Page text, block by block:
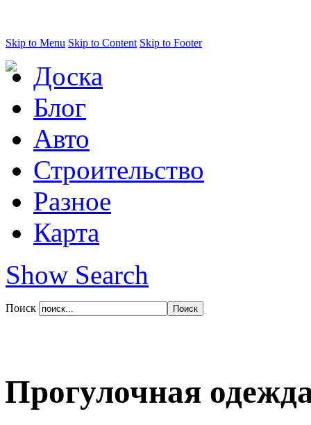
Skip to Menu Skip to Content Skip to Footer
Доска
Блог
Авто
Строительство
Разное
Карта
Show Search
Поиск
Прогулочная